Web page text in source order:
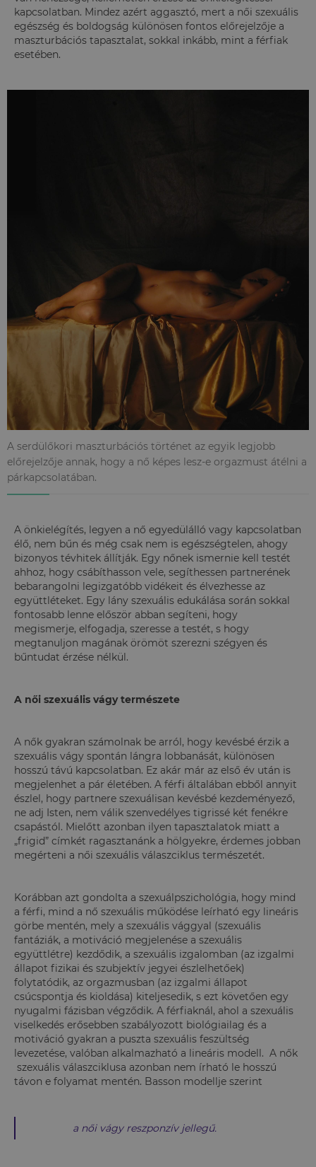
kapcsolatban. Mindez azért aggasztó, mert a női szexuális
egészség és boldogság különösen fontos előrejelzője a
maszturbációs tapasztalat, sokkal inkább, mint a férfiak
esetében.
A serdülőkori maszturbációs történet az egyik legjobb
előrejelzője annak, hogy a nő képes lesz-e orgazmust átélni a
párkapcsolatában.
A önkielégítés, legyen a nő egyedülálló vagy kapcsolatban
élő, nem bűn és még csak nem is egészségtelen, ahogy
bizonyos tévhitek állítják. Egy nőnek ismernie kell testét
ahhoz, hogy csábíthasson vele, segíthessen partnerének
bebarangolni legizgatóbb vidékeit és élvezhesse az
együttléteket. Egy lány szexuális edukálása során sokkal
fontosabb lenne először abban segíteni, hogy
megismerje, elfogadja, szeresse a testét, s hogy
megtanuljon magának örömöt szerezni szégyen és
bűntudat érzése nélkül.
A női szexuális vágy természete
A nők gyakran számolnak be arról, hogy kevésbé érzik a
szexuális vágy spontán lángra lobbanását, különösen
hosszú távú kapcsolatban. Ez akár már az első év után is
megjelenhet a pár életében. A férfi általában ebből annyit
észlel, hogy partnere szexuálisan kevésbé kezdeményező,
ne adj Isten, nem válik szenvedélyes tigrissé két fenékre
csapástól. Mielőtt azonban ilyen tapasztalatok miatt a
„frigid” címkét ragasztanánk a hölgyekre, érdemes jobban
megérteni a női szexuális válaszciklus természetét.
Korábban azt gondolta a szexuálpszichológia, hogy mind
a férfi, mind a nő szexuális működése leírható egy lineáris
görbe mentén, mely a szexuális vággyal (szexuális
fantáziák, a motiváció megjelenése a szexuális
együttlétre) kezdődik, a szexuális izgalomban (az izgalmi
állapot fizikai és szubjektív jegyei észlelhetőek)
folytatódik, az orgazmusban (az izgalmi állapot
csúcspontja és kioldása) kiteljesedik, s ezt követően egy
nyugalmi fázisban végződik. A férfiaknál, ahol a szexuális
viselkedés erősebben szabályozott biológiailag és a
motiváció gyakran a puszta szexuális feszültség
levezetése, valóban alkalmazható a lineáris modell. A nők
szexuális válaszciklusa azonban nem írható le hosszú
távon e folyamat mentén. Basson modellje szerint
a női vágy reszponzív jellegű.